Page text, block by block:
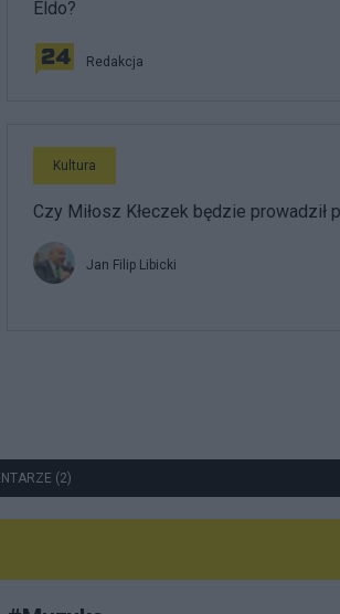
Eldo?
Redakcja
Kultura
Czy Miłosz Kłeczek będzie prowadził
Jan Filip Libicki
(2)